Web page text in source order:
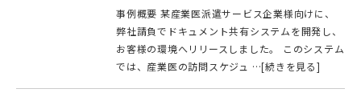
事例概要 某産業医派遣サービス企業様向けに、
弊社請負でドキュメント共有システムを開発し、
お客様の環境へリリースしました。 このシステム
では、産業医の訪問スケジュ …[続きを見る]